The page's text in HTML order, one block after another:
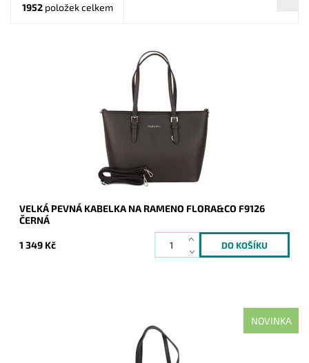
1952 položek celkem
Pevná velká elegantní kabelka do ruky i na rameno značky
FLORA&CO se stříbrnými doplňky.
1429
FLORA&CO
2 roky
VELKÁ PEVNÁ KABELKA NA RAMENO FLORA&CO F9126
ČERNÁ
1 349 Kč
NOVINKA
Nejprodávanější kabelka roku 2025 - velká černá kabelka na
rameno na formát A4 s neděleným vnitřním prostorem.